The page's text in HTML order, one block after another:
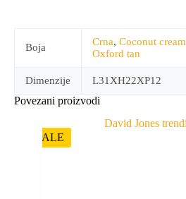
Boja Crna, Coconut cream
Oxford tan
Dimenzije L31XH22XP12
Povezani proizvodi
SALE